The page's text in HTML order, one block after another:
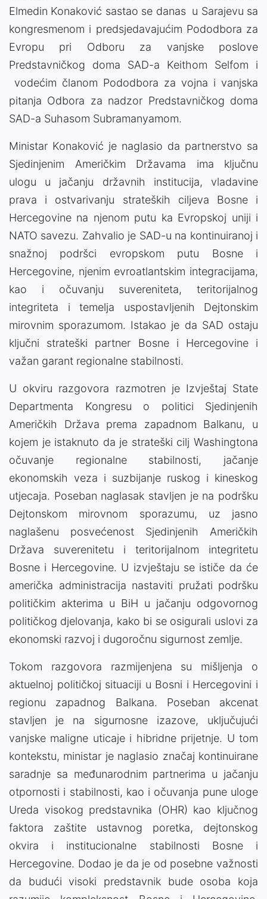
Elmedin Konaković sastao se danas u Sarajevu sa
kongresmenom i predsjedavajućim Pododbora za
Evropu pri Odboru za vanjske poslove
Predstavničkog doma SAD-a Keithom Selfom i
vodećim članom Pododbora za vojna i vanjska
pitanja Odbora za nadzor Predstavničkog doma
SAD-a Suhasom Subramanyamom.
Ministar Konaković je naglasio da partnerstvo sa
Sjedinjenim Američkim Državama ima ključnu
ulogu u jačanju državnih institucija, vladavine
prava i ostvarivanju strateških ciljeva Bosne i
Hercegovine na njenom putu ka Evropskoj uniji i
NATO savezu. Zahvalio je SAD-u na kontinuiranoj i
snažnoj podršci evropskom putu Bosne i
Hercegovine, njenim evroatlantskim integracijama,
kao i očuvanju suvereniteta, teritorijalnog
integriteta i temelja uspostavljenih Dejtonskim
mirovnim sporazumom. Istakao je da SAD ostaju
ključni strateški partner Bosne i Hercegovine i
važan garant regionalne stabilnosti.
U okviru razgovora razmotren je Izvještaj State
Departmenta Kongresu o politici Sjedinjenih
Američkih Država prema zapadnom Balkanu, u
kojem je istaknuto da je strateški cilj Washingtona
očuvanje regionalne stabilnosti, jačanje
ekonomskih veza i suzbijanje ruskog i kineskog
utjecaja. Poseban naglasak stavljen je na podršku
Dejtonskom mirovnom sporazumu, uz jasno
naglašenu posvećenost Sjedinjenih Američkih
Država suverenitetu i teritorijalnom integritetu
Bosne i Hercegovine. U izvještaju se ističe da će
američka administracija nastaviti pružati podršku
političkim akterima u BiH u jačanju odgovornog
političkog djelovanja, kako bi se osigurali uslovi za
ekonomski razvoj i dugoročnu sigurnost zemlje.
Tokom razgovora razmijenjena su mišljenja o
aktuelnoj političkoj situaciji u Bosni i Hercegovini i
regionu zapadnog Balkana. Poseban akcenat
stavljen je na sigurnosne izazove, uključujući
vanjske maligne uticaje i hibridne prijetnje. U tom
kontekstu, ministar je naglasio značaj kontinuirane
saradnje sa međunarodnim partnerima u jačanju
otpornosti i stabilnosti, kao i očuvanja pune uloge
Ureda visokog predstavnika (OHR) kao ključnog
faktora zaštite ustavnog poretka, dejtonskog
okvira i institucionalne stabilnosti Bosne i
Hercegovine. Dodao je da je od posebne važnosti
da budući visoki predstavnik bude osoba koja